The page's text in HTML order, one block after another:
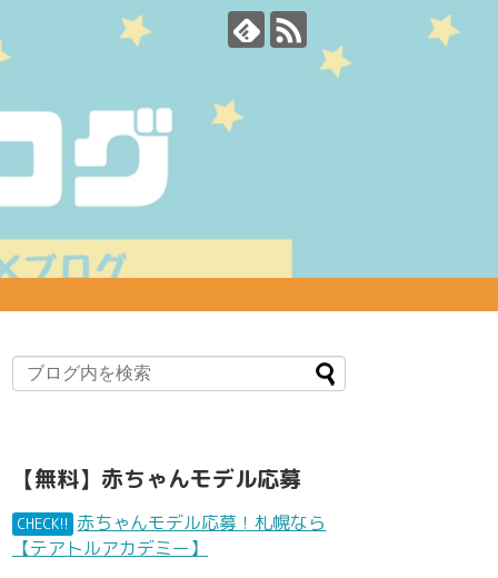
【無料】赤ちゃんモデル応募
CHECK!! 赤ちゃんモデル応募！札幌なら
【テアトルアカデミー】